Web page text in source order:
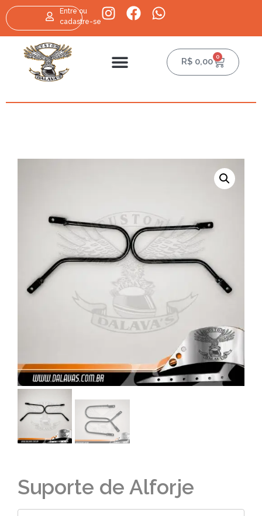
Entre ou
cadastre-se
R$ 0,00 0
Suporte de Alforje